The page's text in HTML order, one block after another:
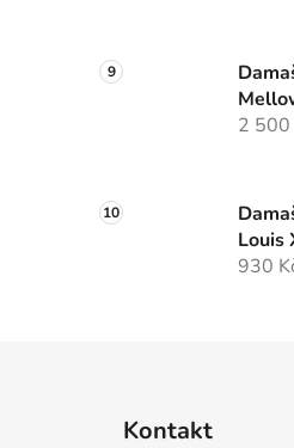
2 500
Louis
930
Kontakt